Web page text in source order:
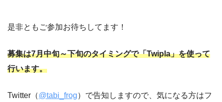
是非ともご参加お待ちしてます！
募集は7月中旬～下旬のタイミングで「Twipla」を使って
行います。
Twitter（@tabi_frog）で告知しますので、気になる方はフ